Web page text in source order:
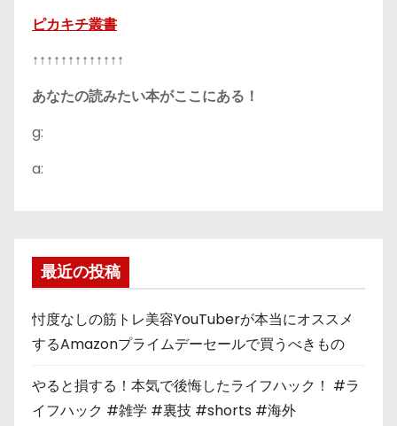
ピカキチ叢書
↑↑↑↑↑↑↑↑↑↑↑↑↑
あなたの読みたい本がここにある！
g:
a:
最近の投稿
忖度なしの筋トレ美容YouTuberが本当にオススメ
するAmazonプライムデーセールで買うべきもの
やると損する！本気で後悔したライフハック！ #ラ
イフハック #雑学 #裏技 #shorts #海外